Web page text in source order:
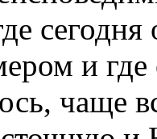
и где
чаще